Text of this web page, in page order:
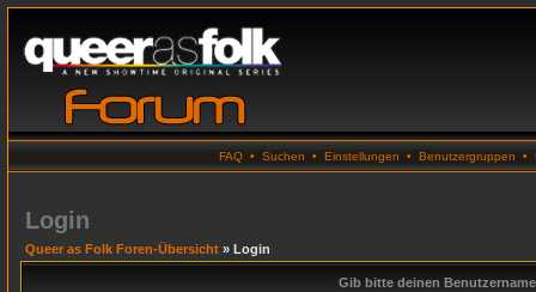
FAQ • Suchen • Einstellungen • Benutzergruppen •
Login
Queer as Folk Foren-Übersicht » Login
Gib bitte deinen